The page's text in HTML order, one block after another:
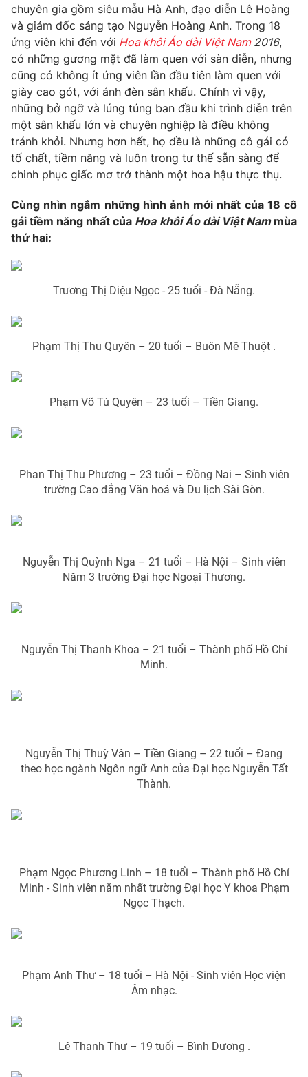
Hitech Công nghệ tương lai
Sản phẩm
Thị trường
Tư vấn
Giao lưu trực tuyến
Lịch phát sóng
Chuyên mục khác
Emagazine Podcast
Photo Infographic
Video Shorts video
VTV Sức khoẻ Bất động sản
VTV4
THỜI BÁO VTV
Theo dõi báo trên
Cơ quan chủ quản:
Giấy phép hoạt động báo in và báo điện tử số 483/GP-BTTTT
cấp ngày 29/12/2023
Phó Tổng Biên tập:
Ðiện thoại Thời báo VTV:024.66 897 897
Email:toasoan@vtv.vn
024-7300.7108
® Cấm sao chép dưới mọi hình thức nếu không có sự chấp
thuận bằng văn bản. Ghi rõ nguồn VTV.vn khi phát hành lại
chuyên gia gồm siêu mẫu Hà Anh, đạo diễn Lê Hoàng
và giám đốc sáng tạo Nguyễn Hoàng Anh. Trong 18
ứng viên khi đến với Hoa khôi Áo dài Việt Nam2016,
có những gương mặt đã làm quen với sàn diễn, nhưng
cũng có không ít ứng viên lần đầu tiên làm quen với
giày cao gót, với ánh đèn sân khấu. Chính vì vậy,
những bở ngỡ và lúng túng ban đầu khi trình diễn trên
một sân khấu lớn và chuyên nghiệp là điều không
tránh khỏi. Nhưng hơn hết, họ đều là những cô gái có
tố chất, tiềm năng và luôn trong tư thế sẵn sàng để
chinh phục giấc mơ trở thành một hoa hậu thực thụ.
Cùng nhìn ngắm những hình ảnh mới nhất của 18 cô
gái tiềm năng nhất của Hoa khôi Áo dài Việt Nammùa
thứ hai:
Trương Thị Diệu Ngọc - 25 tuổi - Đà Nẵng.
Phạm Thị Thu Quyên – 20 tuổi – Buôn Mê Thuột .
Phạm Võ Tú Quyên – 23 tuổi – Tiền Giang.
Phan Thị Thu Phương – 23 tuổi – Đồng Nai – Sinh viên
trường Cao đẳng Văn hoá và Du lịch Sài Gòn.
Nguyễn Thị Quỳnh Nga – 21 tuổi – Hà Nội – Sinh viên
Năm 3 trường Đại học Ngoại Thương.
Nguyễn Thị Thanh Khoa – 21 tuổi – Thành phố Hồ Chí
Minh.
Nguyễn Thị Thuỳ Vân – Tiền Giang – 22 tuổi – Đang
theo học ngành Ngôn ngữ Anh của Đại học Nguyễn Tất
Thành.
Phạm Ngọc Phương Linh – 18 tuổi – Thành phố Hồ Chí
Minh - Sinh viên năm nhất trường Đại học Y khoa Phạm
Ngọc Thạch.
Phạm Anh Thư – 18 tuổi – Hà Nội - Sinh viên Học viện
Âm nhạc.
Lê Thanh Thư – 19 tuổi – Bình Dương .